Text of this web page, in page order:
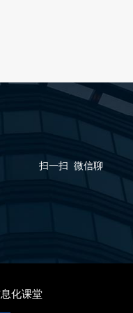
扫一扫 微信聊
化课堂